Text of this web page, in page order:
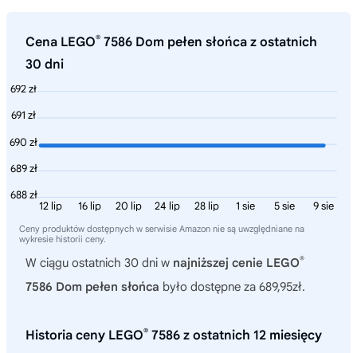
Cena LEGO® 7586 Dom pełen słońca z ostatnich
30 dni
692 zł
691 zł
690 zł
689 zł
688 zł
9 sie
5 sie
1 sie
28 lip
24 lip
20 lip
16 lip
12 lip
Ceny produktów dostępnych w serwisie Amazon nie są uwzględniane na
wykresie historii ceny.
W ciągu ostatnich 30 dni w najniższej cenie LEGO®
7586 Dom pełen słońca było dostępne za 689,95zł.
Historia ceny LEGO® 7586 z ostatnich 12 miesięcy